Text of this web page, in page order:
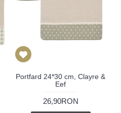
Portfard 24*30 cm, Clayre &
Eef
26,90RON